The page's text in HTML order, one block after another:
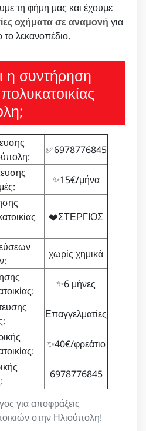
τη φήμη μας και έχουμε
οχήματα σε αναμονή για
λεκανοπέδιο.
η συντήρηση
για αποφράξεις
στην Ηλιούπολη!
✅6978776845
✨15€/μήνα
❤️ΣΤΕΡΓΙΟΣ
χωρίς χημικά
✨6 μήνες
Επαγγελματίες
✨40€/φρεάτιο
6978776845